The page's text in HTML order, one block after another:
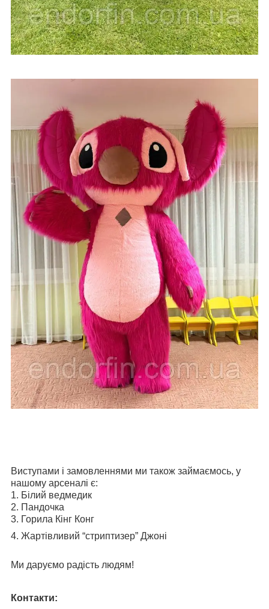
Виступами і замовленнями ми також займаємось, у
нашому арсеналі є:
1. Білий ведмедик
2. Пандочка
3. Горила Кінг Конг
4. Жартівливий “стриптизер” Джоні
Ми даруємо радість людям!
Контакти: